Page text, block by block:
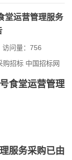
堂运营管理服务
访问量： 756
招标 中国招标网
食堂运营管理
服务采购已由